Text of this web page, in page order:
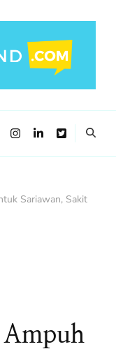
Sariawan, Sakit